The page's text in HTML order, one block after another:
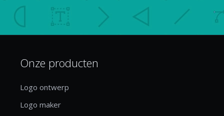
Onze producten
Logo ontwerp
Logo maker